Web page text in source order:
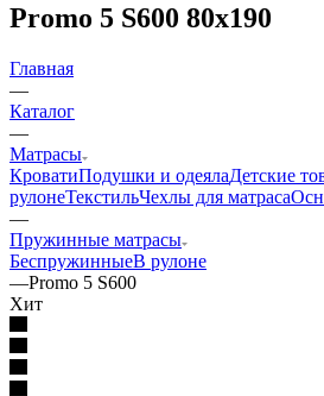
Promo 5 S600 80x190
Главная
—
Каталог
—
Матрасы
КроватиПодушки и одеялаДетские
рулонеТекстильЧехлы для матраса
—
Пружинные матрасы
БеспружинныеВ рулоне
—Promo 5 S600
Хит